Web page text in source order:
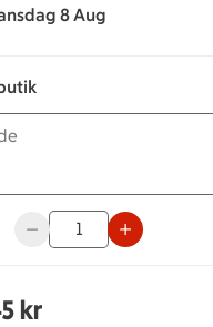
8 Aug
Använd knapparna för
stycken Kladdkaka med
kr